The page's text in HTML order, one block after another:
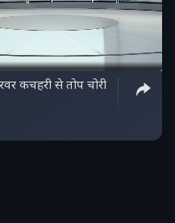
कचहरी से तोप चोरी